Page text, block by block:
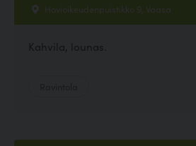
Hovioikeudenpuistikko 9, Vaasa
Kahvila, lounas.